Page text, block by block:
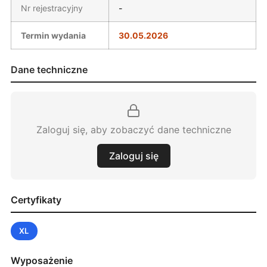
Nr rejestracyjny -
Termin wydania 30.05.2026
Dane techniczne
Zaloguj się, aby zobaczyć dane techniczne
Zaloguj się
Certyfikaty
XL
Wyposażenie